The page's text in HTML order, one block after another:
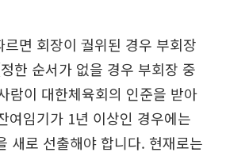
면 회장이 궐위된 경우 부회장
한 순서가 없을 경우 부회장 중
람이 대한체육회의 인준을 받아
여임기가 1년 이상인 경우에는
새로 선출해야 합니다. 현재로는